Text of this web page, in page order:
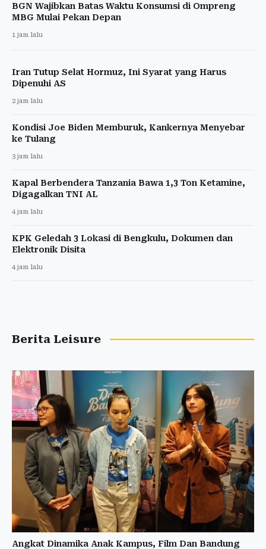
BGN Wajibkan Batas Waktu Konsumsi di Ompreng
MBG Mulai Pekan Depan
1 jam lalu
Iran Tutup Selat Hormuz, Ini Syarat yang Harus
Dipenuhi AS
2 jam lalu
Kondisi Joe Biden Memburuk, Kankernya Menyebar
ke Tulang
3 jam lalu
Kapal Berbendera Tanzania Bawa 1,3 Ton Ketamine,
Digagalkan TNI AL
4 jam lalu
KPK Geledah 3 Lokasi di Bengkulu, Dokumen dan
Elektronik Disita
4 jam lalu
Berita Leisure
Angkat Dinamika Anak Kampus, Film Dan Bandung